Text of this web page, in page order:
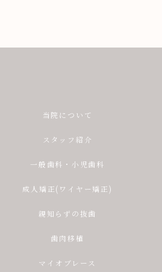
当院について
スタッフ紹介
一般歯科・小児歯科
成人矯正(ワイヤー矯正)
親知らずの抜歯
歯肉移植
マイオブレース